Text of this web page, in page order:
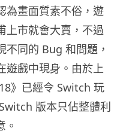
為畫面質素不俗，遊
上市就會大賣，不過
不同的 Bug 和問題，
遊戲中現身。由於上
》已經令 Switch 玩
版本只佔整體利
。